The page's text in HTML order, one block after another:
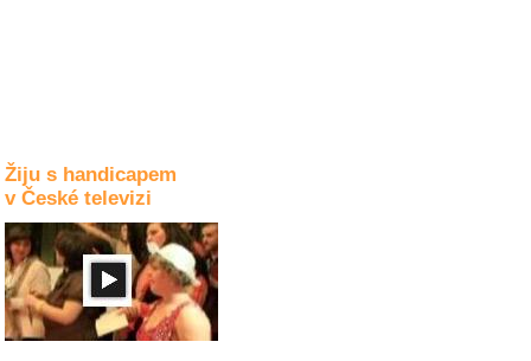
Žiju s handicapem
v České televizi